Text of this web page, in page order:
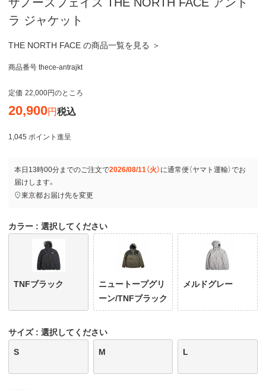
ラ ジャケット
THE NORTH FACE の商品一覧を見る ＞
商品番号 thece-antrajkt
定価 22,000 のところ
20,900 税込
1,045 ポイント進呈
本日 13時00分までのご注文で2026/08/11（火） に通常便（ヤマト運輸）でお
届けします。
東京都お届け先を変更
カラー 選択してください
TNFブラック
ニュートープグリ
ーン/TNFブラック
メルドグレー
サイズ 選択してください
S M L